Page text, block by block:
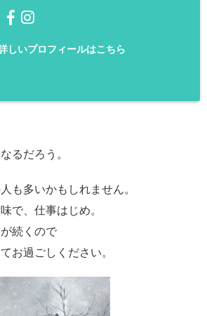
しいプロフィールはこちら
るだろう。
も多いかもしれません。
で、仕事はじめ。
続くので
お過ごしください。